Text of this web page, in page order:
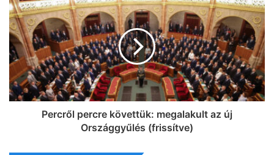
Percről percre követtük: megalakult az új
Országgyűlés (frissítve)